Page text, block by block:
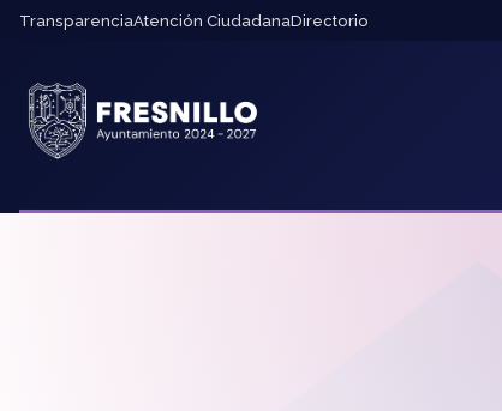
TransparenciaAtención CiudadanaDirectorio